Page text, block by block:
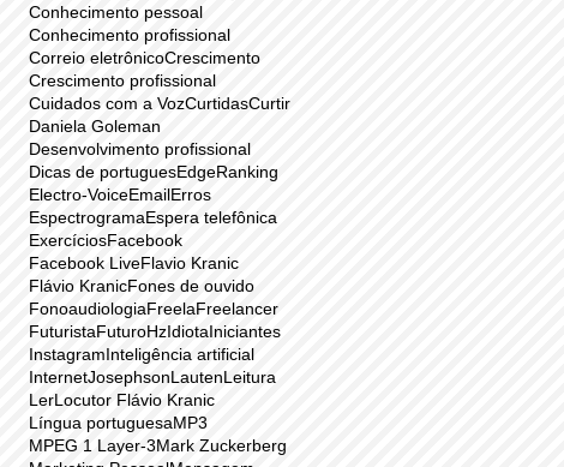
Conhecimento pessoal
Conhecimento profissional
Correio eletrônicoCrescimento
Crescimento profissional
Cuidados com a VozCurtidasCurtir
Daniela Goleman
Desenvolvimento profissional
Dicas de portuguesEdgeRanking
Electro-VoiceEmailErros
EspectrogramaEspera telefônica
ExercíciosFacebook
Facebook LiveFlavio Kranic
Flávio KranicFones de ouvido
FonoaudiologiaFreelaFreelancer
FuturistaFuturoHzIdiotaIniciantes
InstagramInteligência artificial
InternetJosephsonLautenLeitura
LerLocutor Flávio Kranic
Língua portuguesaMP3
MPEG 1 Layer-3Mark Zuckerberg